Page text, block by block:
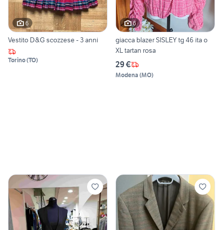
6
Vestito D&G scozzese - 3 anni
Torino(TO)
6
giacca blazer SISLEY tg 46 ita o
XL tartan rosa
29 €
Modena (MO)